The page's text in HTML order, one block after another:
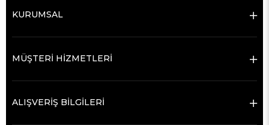
KURUMSAL
MÜŞTERİ HİZMETLERİ
ALIŞVERİŞ BİLGİLERİ